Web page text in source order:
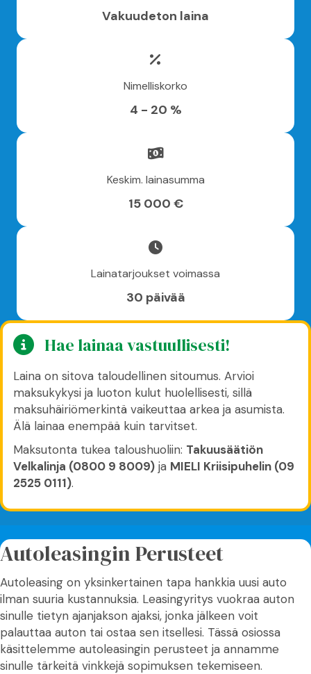
Vakuudeton laina
Nimelliskorko
4 - 20 %
Keskim. lainasumma
15 000 €
Lainatarjoukset voimassa
30 päivää
Hae lainaa vastuullisesti!
Laina on sitova taloudellinen sitoumus. Arvioi
maksukykysi ja luoton kulut huolellisesti, sillä
maksuhäiriömerkintä vaikeuttaa arkea ja asumista.
Älä lainaa enempää kuin tarvitset.
Maksutonta tukea taloushuoliin: Takuusäätiön
Velkalinja (0800 9 8009) ja MIELI Kriisipuhelin (09
2525 0111).
Autoleasingin Perusteet
Autoleasing on yksinkertainen tapa hankkia uusi auto
ilman suuria kustannuksia. Leasingyritys vuokraa auton
sinulle tietyn ajanjakson ajaksi, jonka jälkeen voit
palauttaa auton tai ostaa sen itsellesi. Tässä osiossa
käsittelemme autoleasingin perusteet ja annamme
sinulle tärkeitä vinkkejä sopimuksen tekemiseen.